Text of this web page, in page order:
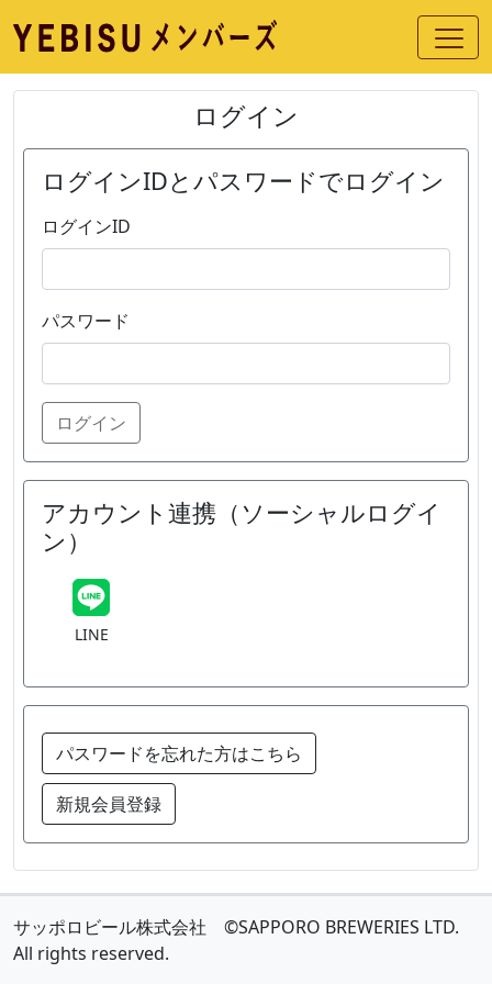
ログイン
ログインIDとパスワードでログイン
ログインID
パスワード
ログイン
アカウント連携（ソーシャルログイ
ン）
LINE
パスワードを忘れた方はこちら
新規会員登録
サッポロビール株式会社 ©SAPPORO BREWERIES LTD.
All rights reserved.